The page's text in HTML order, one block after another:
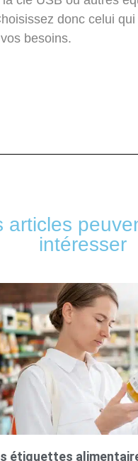
donc celui
besoins.
articles
intéresser
étiquettes